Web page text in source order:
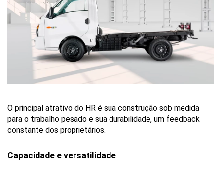
O principal atrativo do HR é sua construção sob medida
para o trabalho pesado e sua durabilidade, um feedback
constante dos proprietários.
Capacidade e versatilidade